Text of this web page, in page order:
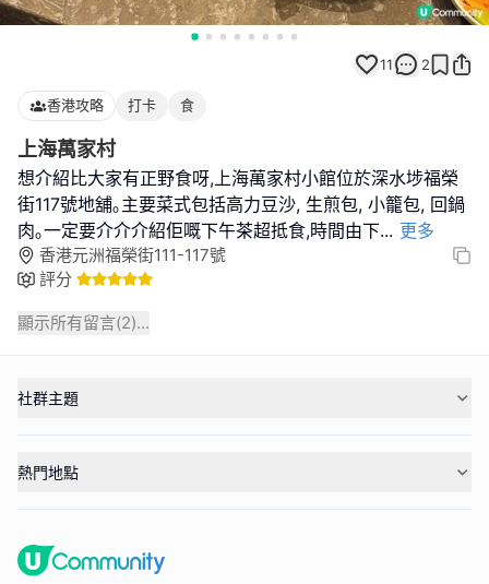
11 2
香港攻略 打卡 食
上海萬家村
想介紹比大家有正野食呀,上海萬家村小館位於深水埗福榮
街117號地舖｡主要菜式包括高力豆沙, 生煎包, 小籠包, 回鍋
肉｡一定要介介介紹佢嘅下午茶超抵食,時間由下... 更多
香港元洲福榮街111-117號
評分
顯示所有留言(2)...
社群主題
熱門地點